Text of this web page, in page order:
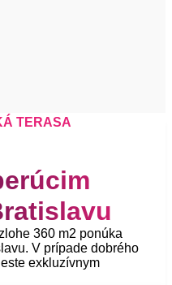
TERASA
360 m2 ponúka
V prípade dobrého
exkluzívnym